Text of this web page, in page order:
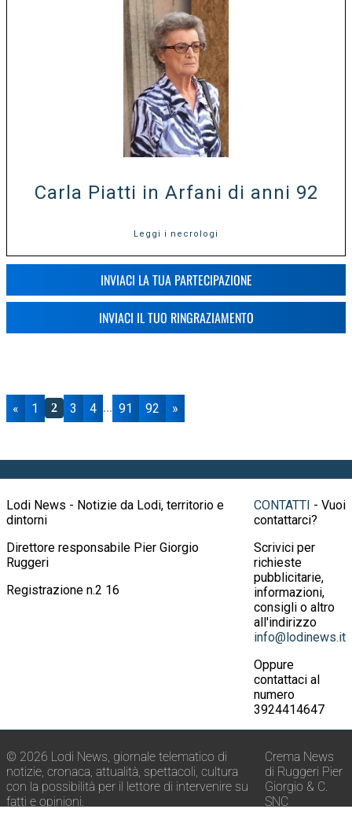
Carla Piatti in Arfani di anni 92
Leggi i necrologi
INVIACI LA TUA PARTECIPAZIONE
INVIACI IL TUO RINGRAZIAMENTO
« 1 2 3 4 ... 91 92 »
Lodi News - Notizie da Lodi, territorio e
dintorni
Direttore responsabile Pier Giorgio
Ruggeri
Registrazione n.2 16
CONTATTI - Vuoi
contattarci?
Scrivici per
richieste
pubblicitarie,
informazioni,
consigli o altro
all'indirizzo
info@lodinews.it
Oppure
contattaci al
numero
3924414647
© 2026 Lodi News, giornale telematico di
notizie, cronaca, attualità, spettacoli, cultura
con la possibilità per il lettore di intervenire su
fatti e opinioni.
Crema News
di Ruggeri Pier
Giorgio & C.
SNC